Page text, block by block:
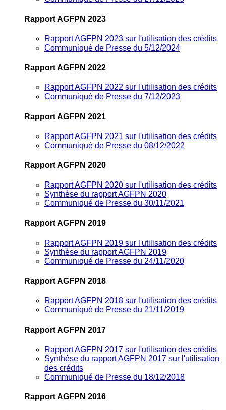
Rapport AGFPN 2023
Rapport AGFPN 2023 sur l'utilisation des crédits
Communiqué de Presse du 5/12/2024
Rapport AGFPN 2022
Rapport AGFPN 2022 sur l'utilisation des crédits
Communiqué de Presse du 7/12/2023
Rapport AGFPN 2021
Rapport AGFPN 2021 sur l'utilisation des crédits
Communiqué de Presse du 08/12/2022
Rapport AGFPN 2020
Rapport AGFPN 2020 sur l'utilisation des crédits
Synthèse du rapport AGFPN 2020
Communiqué de Presse du 30/11/2021
Rapport AGFPN 2019
Rapport AGFPN 2019 sur l'utilisation des crédits
Synthèse du rapport AGFPN 2019
Communiqué de Presse du 24/11/2020
Rapport AGFPN 2018
Rapport AGFPN 2018 sur l'utilisation des crédits
Communiqué de Presse du 21/11/2019
Rapport AGFPN 2017
Rapport AGFPN 2017 sur l'utilisation des crédits
Synthèse du rapport AGFPN 2017 sur l'utilisation
des crédits
Communiqué de Presse du 18/12/2018
Rapport AGFPN 2016